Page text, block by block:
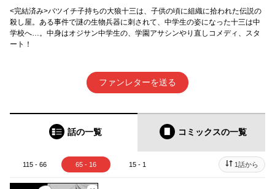
<完結済み>バツイチ子持ちの大狼十三は、子供の頃に組織に拾われた伝説の
殺し屋。ある事件で謎の生物兵器に刺されて、中学生の姿になった十三は中
学校へ…。中身はオジサン中学生の、学園アサシンやり直しコメディ、スタ
ート！
ファンレターを送る
話の一覧 コミックスの一覧
115 - 66 65 - 16 15 - 1 1話から